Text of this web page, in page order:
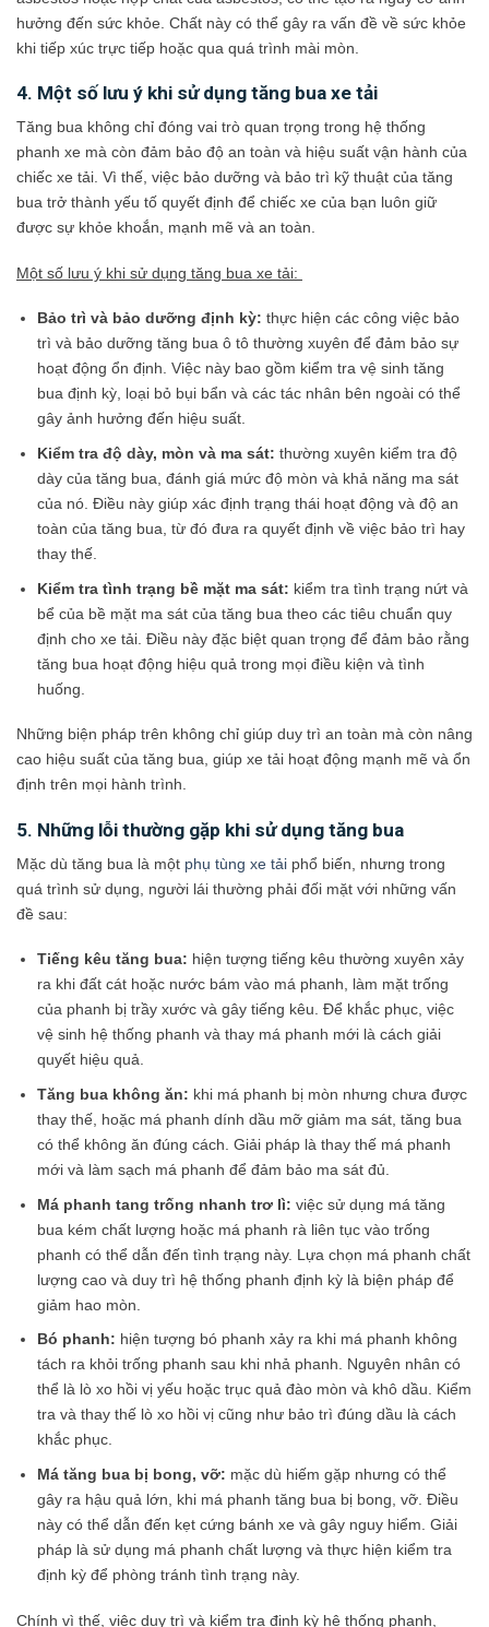
hưởng đến sức khỏe. Chất này có thể gây ra vấn đề về sức khỏe
khi tiếp xúc trực tiếp hoặc qua quá trình mài mòn.
4. Một số lưu ý khi sử dụng tăng bua xe tải
Tăng bua không chỉ đóng vai trò quan trọng trong hệ thống
phanh xe mà còn đảm bảo độ an toàn và hiệu suất vận hành của
chiếc xe tải. Vì thế, việc bảo dưỡng và bảo trì kỹ thuật của tăng
bua trở thành yếu tố quyết định để chiếc xe của bạn luôn giữ
được sự khỏe khoắn, mạnh mẽ và an toàn.
Một số lưu ý khi sử dụng tăng bua xe tải:
Bảo trì và bảo dưỡng định kỳ: thực hiện các công việc bảo
trì và bảo dưỡng tăng bua ô tô thường xuyên để đảm bảo sự
hoạt động ổn định. Việc này bao gồm kiểm tra vệ sinh tăng
bua định kỳ, loại bỏ bụi bẩn và các tác nhân bên ngoài có thể
gây ảnh hưởng đến hiệu suất.
Kiểm tra độ dày, mòn và ma sát: thường xuyên kiểm tra độ
dày của tăng bua, đánh giá mức độ mòn và khả năng ma sát
của nó. Điều này giúp xác định trạng thái hoạt động và độ an
toàn của tăng bua, từ đó đưa ra quyết định về việc bảo trì hay
thay thế.
Kiểm tra tình trạng bề mặt ma sát: kiểm tra tình trạng nứt và
bể của bề mặt ma sát của tăng bua theo các tiêu chuẩn quy
định cho xe tải. Điều này đặc biệt quan trọng để đảm bảo rằng
tăng bua hoạt động hiệu quả trong mọi điều kiện và tình
huống.
Những biện pháp trên không chỉ giúp duy trì an toàn mà còn nâng
cao hiệu suất của tăng bua, giúp xe tải hoạt động mạnh mẽ và ổn
định trên mọi hành trình.
5. Những lỗi thường gặp khi sử dụng tăng bua
Mặc dù tăng bua là một phụ tùng xe tải phổ biến, nhưng trong
quá trình sử dụng, người lái thường phải đối mặt với những vấn
đề sau:
Tiếng kêu tăng bua: hiện tượng tiếng kêu thường xuyên xảy
ra khi đất cát hoặc nước bám vào má phanh, làm mặt trống
của phanh bị trầy xước và gây tiếng kêu. Để khắc phục, việc
vệ sinh hệ thống phanh và thay má phanh mới là cách giải
quyết hiệu quả.
Tăng bua không ăn: khi má phanh bị mòn nhưng chưa được
thay thế, hoặc má phanh dính dầu mỡ giảm ma sát, tăng bua
có thể không ăn đúng cách. Giải pháp là thay thế má phanh
mới và làm sạch má phanh để đảm bảo ma sát đủ.
Má phanh tang trống nhanh trơ lì: việc sử dụng má tăng
bua kém chất lượng hoặc má phanh rà liên tục vào trống
phanh có thể dẫn đến tình trạng này. Lựa chọn má phanh chất
lượng cao và duy trì hệ thống phanh định kỳ là biện pháp để
giảm hao mòn.
Bó phanh: hiện tượng bó phanh xảy ra khi má phanh không
tách ra khỏi trống phanh sau khi nhả phanh. Nguyên nhân có
thể là lò xo hồi vị yếu hoặc trục quả đào mòn và khô dầu. Kiểm
tra và thay thế lò xo hồi vị cũng như bảo trì đúng dầu là cách
khắc phục.
Má tăng bua bị bong, vỡ: mặc dù hiếm gặp nhưng có thể
gây ra hậu quả lớn, khi má phanh tăng bua bị bong, vỡ. Điều
này có thể dẫn đến kẹt cứng bánh xe và gây nguy hiểm. Giải
pháp là sử dụng má phanh chất lượng và thực hiện kiểm tra
định kỳ để phòng tránh tình trạng này.
Chính vì thế, việc duy trì và kiểm tra định kỳ hệ thống phanh,